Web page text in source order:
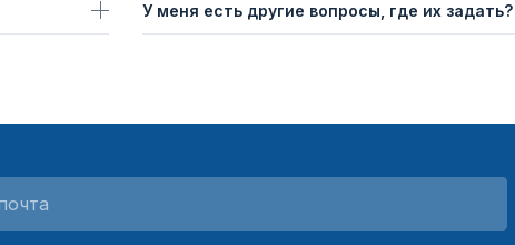
У меня есть другие вопросы, где их задать?